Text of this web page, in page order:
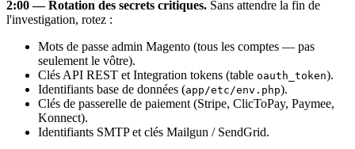
2:00 — Rotation des secrets critiques. Sans attendre la fin de
l'investigation, rotez :
Mots de passe admin Magento (tous les comptes — pas
seulement le vôtre).
Clés API REST et Integration tokens (table oauth_token).
Identifiants base de données (app/etc/env.php).
Clés de passerelle de paiement (Stripe, ClicToPay, Paymee,
Konnect).
Identifiants SMTP et clés Mailgun / SendGrid.